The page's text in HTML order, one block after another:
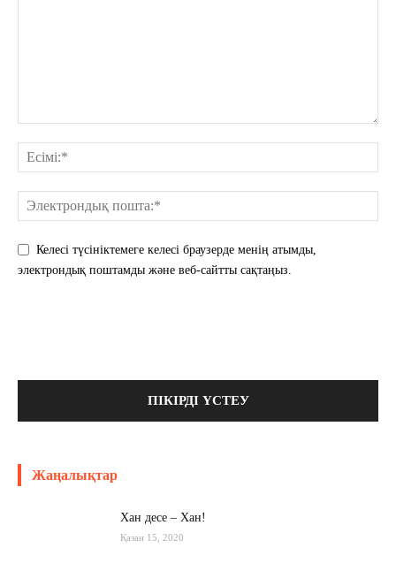
Келесі түсініктемеге келесі браузерде менің атымды,
электрондық поштамды және веб-сайтты сақтаңыз.
Жаңалықтар
Хан десе – Хан!
Қазан 15, 2020